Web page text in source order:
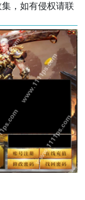
，如有侵权请联